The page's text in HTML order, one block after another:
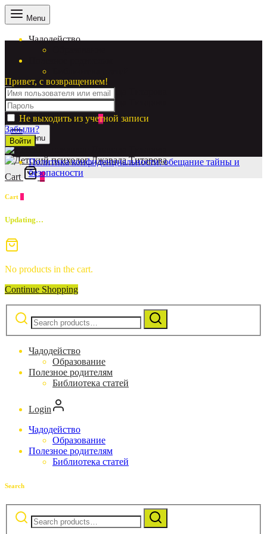
Menu
Чадодейство
Login Cart 0
Menu
Cart 0
Привет, с возвращением!
Не выходить из учетной записи
Забыли?
Войти
Политика конфиденциальности: обещание тайны и
безопасности
Cart
Updating…
No products in the cart.
Continue Shopping
Search
for:
Чадодейство
Образование
Полезное родителям
Библиотека статей
Login
Чадодейство
Образование
Полезное родителям
Библиотека статей
Search
Search
for: